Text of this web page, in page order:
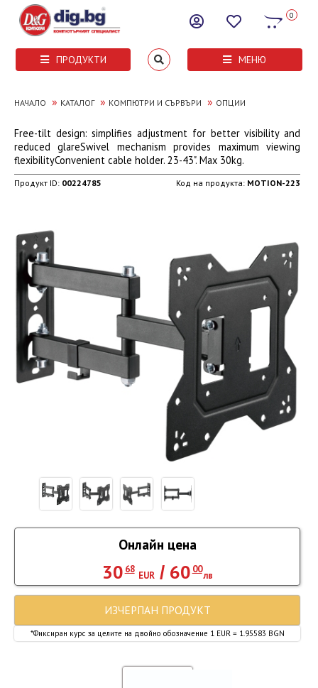
0
ПРОДУКТИ МЕНЮ
НАЧАЛО » КАТАЛОГ » КОМПЮТРИ И СЪРВЪРИ » ОПЦИИ
Free-tilt design: simplifies adjustment for better visibility and
reduced glareSwivel mechanism provides maximum viewing
flexibilityConvenient cable holder. 23-43". Max 30kg.
Продукт ID: 00224785 Код на продукта: MOTION-223
Онлайн цена
30 68
EUR/ 60 00
лв
*Фиксиран курс за целите на двойно обозначение 1 EUR = 1.95583 BGN
ИЗЧЕРПАН ПРОДУКТ